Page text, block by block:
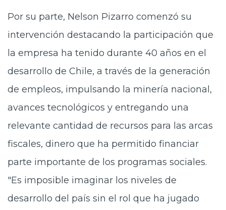
Por su parte, Nelson Pizarro comenzó su
intervención destacando la participación que
la empresa ha tenido durante 40 años en el
desarrollo de Chile, a través de la generación
de empleos, impulsando la minería nacional,
avances tecnológicos y entregando una
relevante cantidad de recursos para las arcas
fiscales, dinero que ha permitido financiar
parte importante de los programas sociales.
"Es imposible imaginar los niveles de
desarrollo del país sin el rol que ha jugado